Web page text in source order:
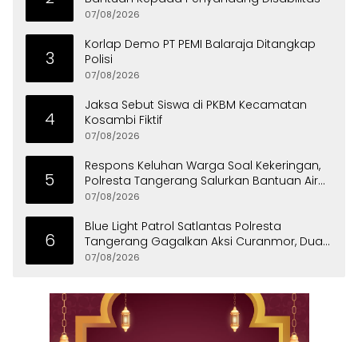
07/08/2026
3
Korlap Demo PT PEMI Balaraja Ditangkap
Polisi
07/08/2026
4
Jaksa Sebut Siswa di PKBM Kecamatan
Kosambi Fiktif
07/08/2026
5
Respons Keluhan Warga Soal Kekeringan,
Polresta Tangerang Salurkan Bantuan Air
Bersih ke Panongan
07/08/2026
6
Blue Light Patrol Satlantas Polresta
Tangerang Gagalkan Aksi Curanmor, Dua
Pria Diamankan
07/08/2026